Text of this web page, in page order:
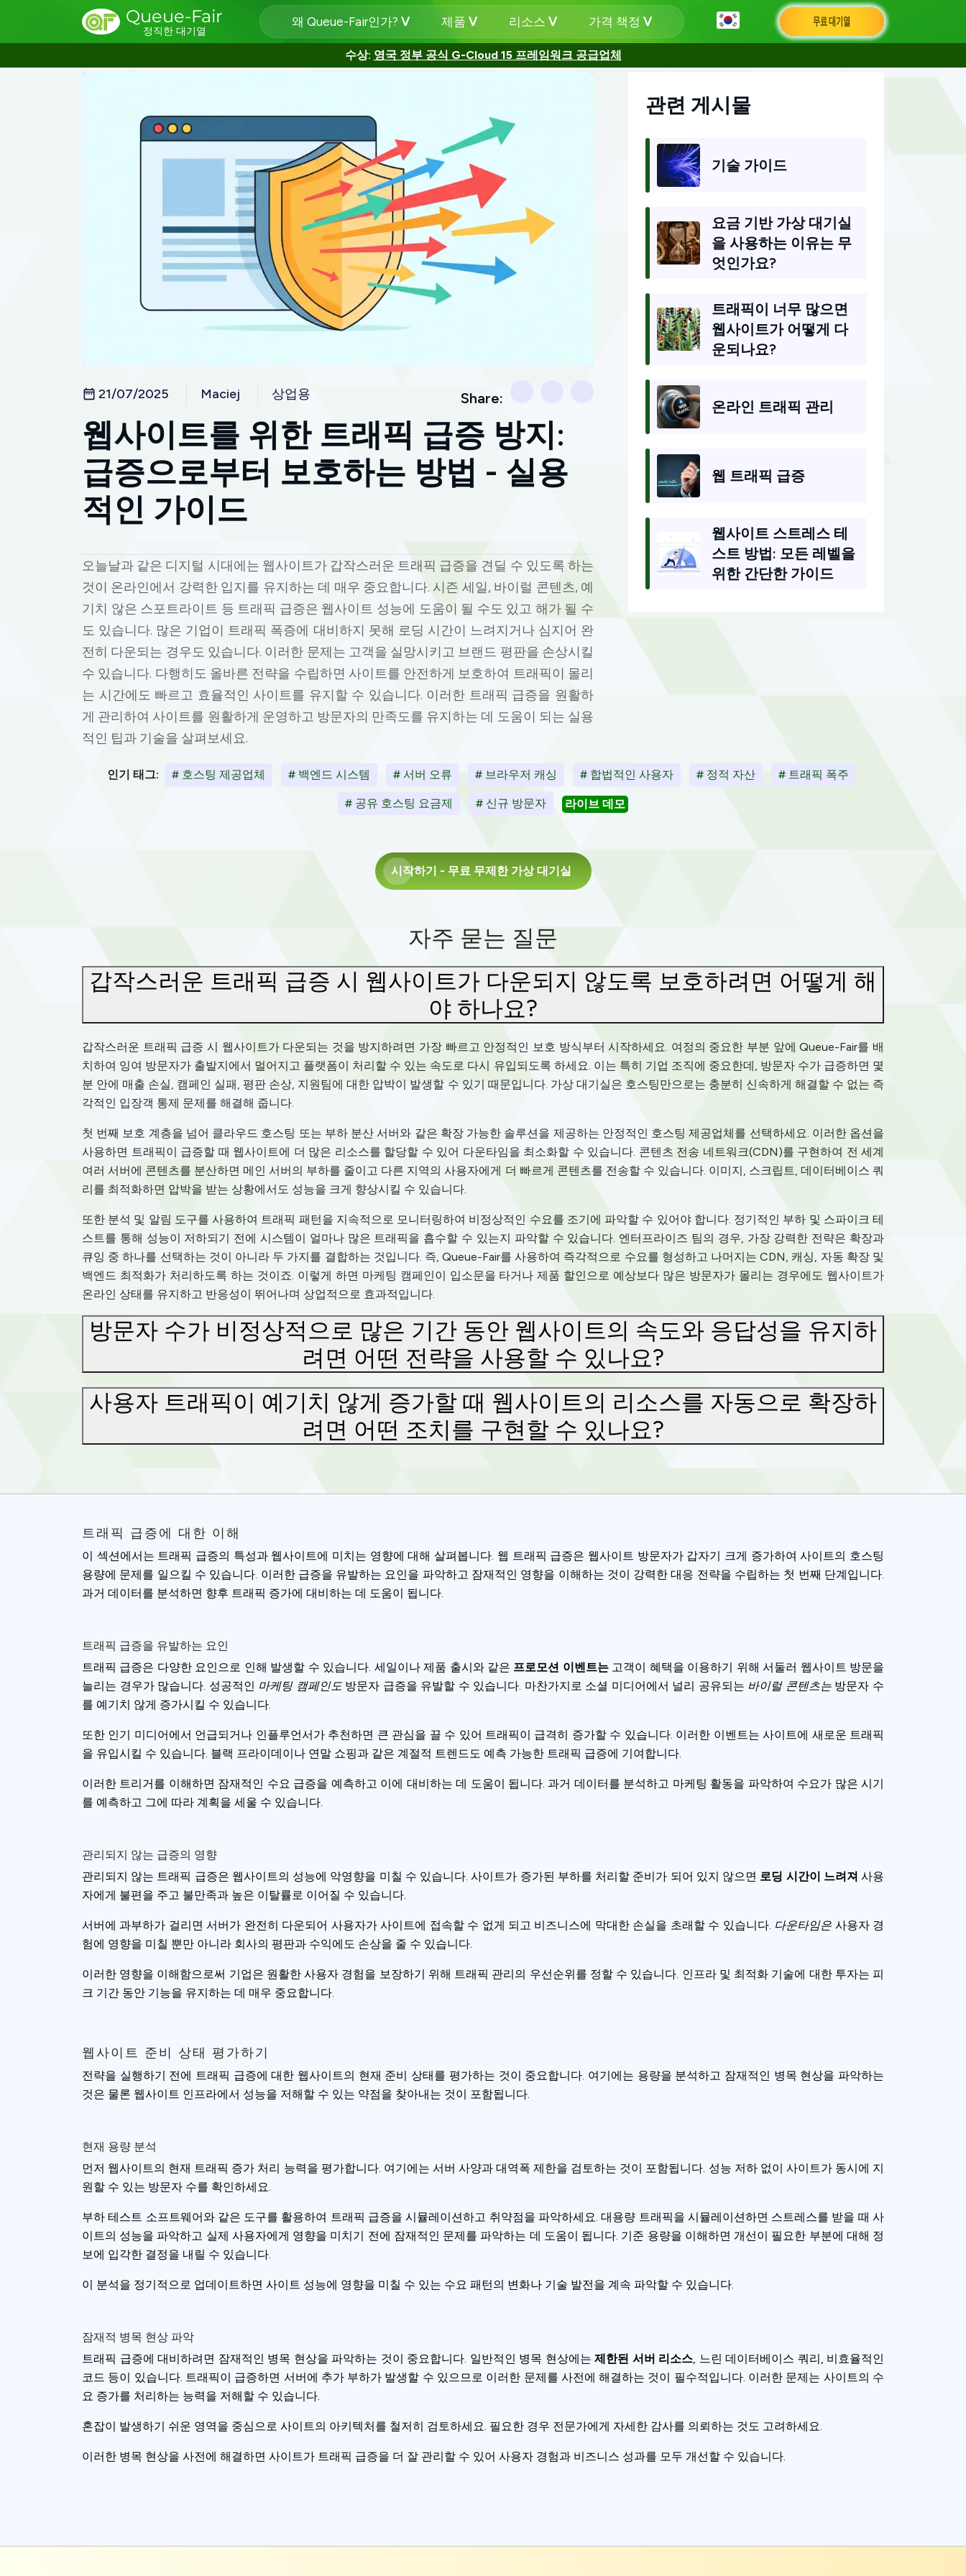
Queue-Fair
정직한 대기열
왜 Queue-Fair인가? 제품 리소스 가격 책정 무료 대기열
수상: 영국 정부 공식 G-Cloud 15 프레임워크 공급업체
21/07/2025 Maciej 상업용 Share:
웹사이트를 위한 트래픽 급증 방지:
급증으로부터 보호하는 방법 - 실용
적인 가이드
오늘날과 같은 디지털 시대에는 웹사이트가 갑작스러운 트래픽 급증을 견딜 수 있도록 하는
것이 온라인에서 강력한 입지를 유지하는 데 매우 중요합니다. 시즌 세일, 바이럴 콘텐츠, 예
기치 않은 스포트라이트 등 트래픽 급증은 웹사이트 성능에 도움이 될 수도 있고 해가 될 수
도 있습니다. 많은 기업이 트래픽 폭증에 대비하지 못해 로딩 시간이 느려지거나 심지어 완
전히 다운되는 경우도 있습니다. 이러한 문제는 고객을 실망시키고 브랜드 평판을 손상시킬
수 있습니다. 다행히도 올바른 전략을 수립하면 사이트를 안전하게 보호하여 트래픽이 몰리
는 시간에도 빠르고 효율적인 사이트를 유지할 수 있습니다. 이러한 트래픽 급증을 원활하
게 관리하여 사이트를 원활하게 운영하고 방문자의 만족도를 유지하는 데 도움이 되는 실용
적인 팁과 기술을 살펴보세요.
관련 게시물
기술 가이드
요금 기반 가상 대기실
을 사용하는 이유는 무
엇인가요?
트래픽이 너무 많으면
웹사이트가 어떻게 다
운되나요?
온라인 트래픽 관리
웹 트래픽 급증
웹사이트 스트레스 테
스트 방법: 모든 레벨을
위한 간단한 가이드
인기 태그: # 호스팅 제공업체 # 백엔드 시스템 # 서버 오류 # 브라우저 캐싱 # 합법적인 사용자 # 정적 자산 # 트래픽 폭주
# 공유 호스팅 요금제 # 신규 방문자 라이브 데모
시작하기 - 무료 무제한 가상 대기실
자주 묻는 질문
갑작스러운 트래픽 급증 시 웹사이트가 다운되지 않도록 보호하려면 어떻게 해
야 하나요?
갑작스러운 트래픽 급증 시 웹사이트가 다운되는 것을 방지하려면 가장 빠르고 안정적인 보호 방식부터 시작하세요. 여정의 중요한 부분 앞에 Queue-Fair를 배
치하여 잉여 방문자가 출발지에서 멀어지고 플랫폼이 처리할 수 있는 속도로 다시 유입되도록 하세요. 이는 특히 기업 조직에 중요한데, 방문자 수가 급증하면 몇
분 안에 매출 손실, 캠페인 실패, 평판 손상, 지원팀에 대한 압박이 발생할 수 있기 때문입니다. 가상 대기실은 호스팅만으로는 충분히 신속하게 해결할 수 없는 즉
각적인 입장객 통제 문제를 해결해 줍니다.
첫 번째 보호 계층을 넘어 클라우드 호스팅 또는 부하 분산 서버와 같은 확장 가능한 솔루션을 제공하는 안정적인 호스팅 제공업체를 선택하세요. 이러한 옵션을
사용하면 트래픽이 급증할 때 웹사이트에 더 많은 리소스를 할당할 수 있어 다운타임을 최소화할 수 있습니다. 콘텐츠 전송 네트워크(CDN)를 구현하여 전 세계
여러 서버에 콘텐츠를 분산하면 메인 서버의 부하를 줄이고 다른 지역의 사용자에게 더 빠르게 콘텐츠를 전송할 수 있습니다. 이미지, 스크립트, 데이터베이스 쿼
리를 최적화하면 압박을 받는 상황에서도 성능을 크게 향상시킬 수 있습니다.
또한 분석 및 알림 도구를 사용하여 트래픽 패턴을 지속적으로 모니터링하여 비정상적인 수요를 조기에 파악할 수 있어야 합니다. 정기적인 부하 및 스파이크 테
스트를 통해 성능이 저하되기 전에 시스템이 얼마나 많은 트래픽을 흡수할 수 있는지 파악할 수 있습니다. 엔터프라이즈 팀의 경우, 가장 강력한 전략은 확장과
큐잉 중 하나를 선택하는 것이 아니라 두 가지를 결합하는 것입니다. 즉, Queue-Fair를 사용하여 즉각적으로 수요를 형성하고 나머지는 CDN, 캐싱, 자동 확장 및
백엔드 최적화가 처리하도록 하는 것이죠. 이렇게 하면 마케팅 캠페인이 입소문을 타거나 제품 할인으로 예상보다 많은 방문자가 몰리는 경우에도 웹사이트가
온라인 상태를 유지하고 반응성이 뛰어나며 상업적으로 효과적입니다.
방문자 수가 비정상적으로 많은 기간 동안 웹사이트의 속도와 응답성을 유지하
려면 어떤 전략을 사용할 수 있나요?
사용자 트래픽이 예기치 않게 증가할 때 웹사이트의 리소스를 자동으로 확장하
려면 어떤 조치를 구현할 수 있나요?
트래픽 급증에 대한 이해
이 섹션에서는 트래픽 급증의 특성과 웹사이트에 미치는 영향에 대해 살펴봅니다. 웹 트래픽 급증은 웹사이트 방문자가 갑자기 크게 증가하여 사이트의 호스팅
용량에 문제를 일으킬 수 있습니다. 이러한 급증을 유발하는 요인을 파악하고 잠재적인 영향을 이해하는 것이 강력한 대응 전략을 수립하는 첫 번째 단계입니다.
과거 데이터를 분석하면 향후 트래픽 증가에 대비하는 데 도움이 됩니다.
트래픽 급증을 유발하는 요인
트래픽 급증은 다양한 요인으로 인해 발생할 수 있습니다. 세일이나 제품 출시와 같은 프로모션 이벤트는고객이 혜택을 이용하기 위해 서둘러 웹사이트 방문을
늘리는 경우가 많습니다. 성공적인 마케팅 캠페인도방문자 급증을 유발할 수 있습니다. 마찬가지로 소셜 미디어에서 널리 공유되는 바이럴 콘텐츠는방문자 수
를 예기치 않게 증가시킬 수 있습니다.
또한 인기 미디어에서 언급되거나 인플루언서가 추천하면 큰 관심을 끌 수 있어 트래픽이 급격히 증가할 수 있습니다. 이러한 이벤트는 사이트에 새로운 트래픽
을 유입시킬 수 있습니다. 블랙 프라이데이나 연말 쇼핑과 같은 계절적 트렌드도 예측 가능한 트래픽 급증에 기여합니다.
이러한 트리거를 이해하면 잠재적인 수요 급증을 예측하고 이에 대비하는 데 도움이 됩니다. 과거 데이터를 분석하고 마케팅 활동을 파악하여 수요가 많은 시기
를 예측하고 그에 따라 계획을 세울 수 있습니다.
관리되지 않는 급증의 영향
관리되지 않는 트래픽 급증은 웹사이트의 성능에 악영향을 미칠 수 있습니다. 사이트가 증가된 부하를 처리할 준비가 되어 있지 않으면 로딩 시간이 느려져 사용
자에게 불편을 주고 불만족과 높은 이탈률로 이어질 수 있습니다.
서버에 과부하가 걸리면 서버가 완전히 다운되어 사용자가 사이트에 접속할 수 없게 되고 비즈니스에 막대한 손실을 초래할 수 있습니다. 다운타임은 사용자 경
험에 영향을 미칠 뿐만 아니라 회사의 평판과 수익에도 손상을 줄 수 있습니다.
이러한 영향을 이해함으로써 기업은 원활한 사용자 경험을 보장하기 위해 트래픽 관리의 우선순위를 정할 수 있습니다. 인프라 및 최적화 기술에 대한 투자는 피
크 기간 동안 기능을 유지하는 데 매우 중요합니다.
웹사이트 준비 상태 평가하기
전략을 실행하기 전에 트래픽 급증에 대한 웹사이트의 현재 준비 상태를 평가하는 것이 중요합니다. 여기에는 용량을 분석하고 잠재적인 병목 현상을 파악하는
것은 물론 웹사이트 인프라에서 성능을 저해할 수 있는 약점을 찾아내는 것이 포함됩니다.
현재 용량 분석
먼저 웹사이트의 현재 트래픽 증가 처리 능력을 평가합니다. 여기에는 서버 사양과 대역폭 제한을 검토하는 것이 포함됩니다. 성능 저하 없이 사이트가 동시에 지
원할 수 있는 방문자 수를 확인하세요.
부하 테스트 소프트웨어와 같은 도구를 활용하여 트래픽 급증을 시뮬레이션하고 취약점을 파악하세요. 대용량 트래픽을 시뮬레이션하면 스트레스를 받을 때 사
이트의 성능을 파악하고 실제 사용자에게 영향을 미치기 전에 잠재적인 문제를 파악하는 데 도움이 됩니다. 기준 용량을 이해하면 개선이 필요한 부분에 대해 정
보에 입각한 결정을 내릴 수 있습니다.
이 분석을 정기적으로 업데이트하면 사이트 성능에 영향을 미칠 수 있는 수요 패턴의 변화나 기술 발전을 계속 파악할 수 있습니다.
잠재적 병목 현상 파악
트래픽 급증에 대비하려면 잠재적인 병목 현상을 파악하는 것이 중요합니다. 일반적인 병목 현상에는 제한된 서버 리소스 , 느린 데이터베이스 쿼리, 비효율적인
코드 등이 있습니다. 트래픽이 급증하면 서버에 추가 부하가 발생할 수 있으므로 이러한 문제를 사전에 해결하는 것이 필수적입니다. 이러한 문제는 사이트의 수
요 증가를 처리하는 능력을 저해할 수 있습니다.
혼잡이 발생하기 쉬운 영역을 중심으로 사이트의 아키텍처를 철저히 검토하세요. 필요한 경우 전문가에게 자세한 감사를 의뢰하는 것도 고려하세요.
이러한 병목 현상을 사전에 해결하면 사이트가 트래픽 급증을 더 잘 관리할 수 있어 사용자 경험과 비즈니스 성과를 모두 개선할 수 있습니다.
Cookies & Privacy
Queue-Fair.com uses cookies to provide content and improve your experience. You can